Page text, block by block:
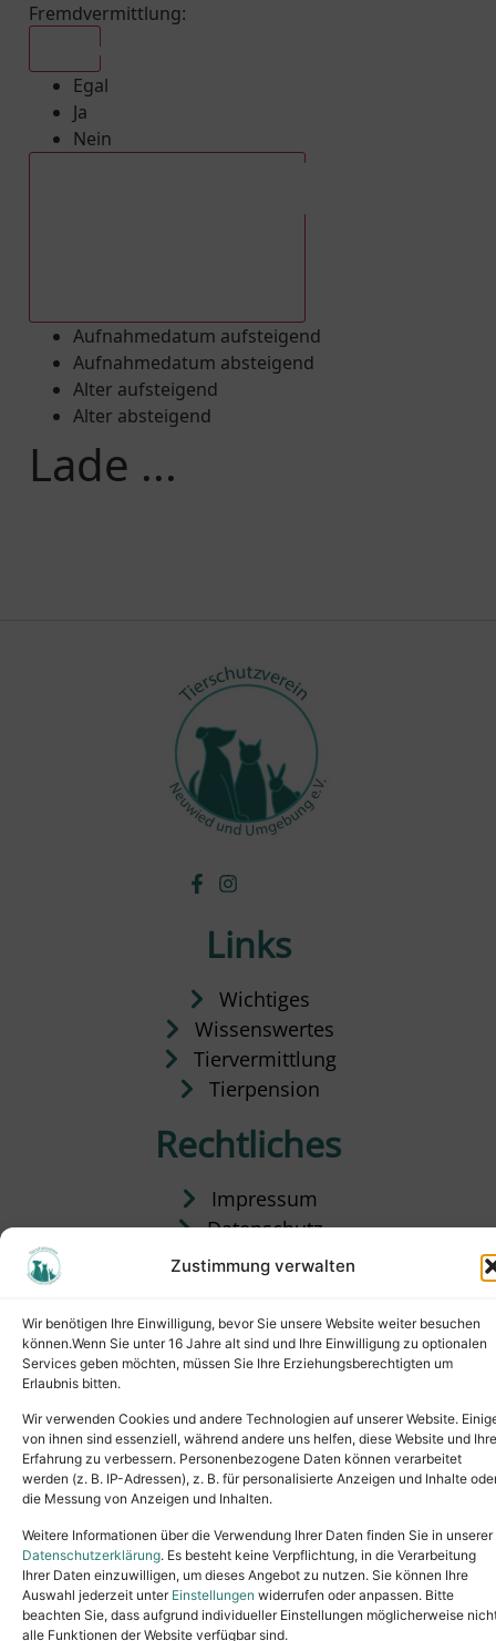
Zustimmung verwalten
Wir benötigen Ihre Einwilligung, bevor Sie unsere Website weiter besuchen
können.Wenn Sie unter 16 Jahre alt sind und Ihre Einwilligung zu optionalen
Services geben möchten, müssen Sie Ihre Erziehungsberechtigten um
Erlaubnis bitten.
Wir verwenden Cookies und andere Technologien auf unserer Website.
von ihnen sind essenziell, während andere uns helfen, diese Website und Ihre
Erfahrung zu verbessern. Personenbezogene Daten können verarbeitet
werden (z. B. IP-Adressen), z. B. für personalisierte Anzeigen und Inhalte
die Messung von Anzeigen und Inhalten.
Weitere Informationen über die Verwendung Ihrer Daten finden Sie in unserer
Datenschutzerklärung. Es besteht keine Verpflichtung, in die Verarbeitung
Ihrer Daten einzuwilligen, um dieses Angebot zu nutzen. Sie können Ihre
Auswahl jederzeit unter Einstellungen widerrufen oder anpassen. Bitte
beachten Sie, dass aufgrund individueller Einstellungen möglicherweise
alle Funktionen der Website verfügbar sind.
Fremdvermittlung:
Egal
Ja
Nein
Aufnahmedatum aufsteigend
Aufnahmedatum absteigend
Alter aufsteigend
Alter absteigend
Lade ...
Links
Wichtiges
Wissenswertes
Tiervermittlung
Tierpension
Rechtliches
Impressum
Datenschutz
Satzung
Copyright © 2024. All rights reserved.
Tel.: (02631) 55356buero@tierheim-neuwied.de
Ludwigshof 1, 56567 Neuwied